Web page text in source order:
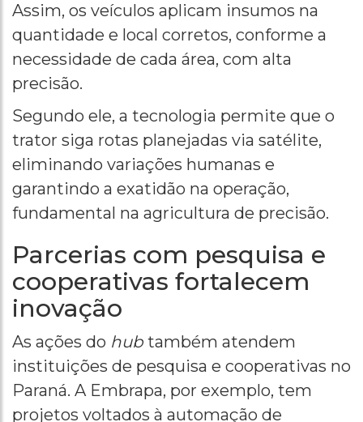
Assim, os veículos aplicam insumos na
quantidade e local corretos, conforme a
necessidade de cada área, com alta
precisão.
Segundo ele, a tecnologia permite que o
trator siga rotas planejadas via satélite,
eliminando variações humanas e
garantindo a exatidão na operação,
fundamental na agricultura de precisão.
Parcerias com pesquisa e
cooperativas fortalecem
inovação
As ações do hubtambém atendem
instituições de pesquisa e cooperativas no
Paraná. A Embrapa, por exemplo, tem
projetos voltados à automação de